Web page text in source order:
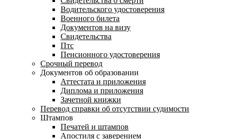
Водительского удостоверения
Военного билета
Документов на визу
Свидетельства
Птс
Пенсионного удостоверения
Срочный перевод
Документов об образовании
Аттестата и приложения
Диплома и приложения
Зачетной книжки
Перевод справки об отсутствии судимости
Штампов
Печатей и штампов
Апостиля с заверением